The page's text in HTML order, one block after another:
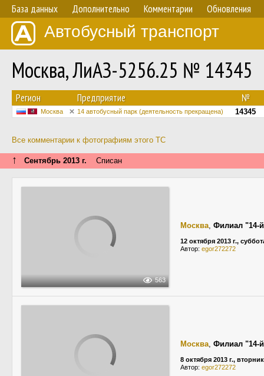
База данных Дополнительно Комментарии Обновления
Автобусный транспорт
Москва, ЛиАЗ-5256.25 № 14345
Регион Предприятие №
Москва 14 автобусный парк (деятельность прекращена) 14345
Все комментарии к фотографиям этого ТС
↑ Сентябрь 2013 г. Списан
563
Москва, Филиал "14-
12 октября 2013 г.,
Автор: egor272272
Москва, Филиал "14-
8 октября 2013 г., вторник
Автор: egor272272